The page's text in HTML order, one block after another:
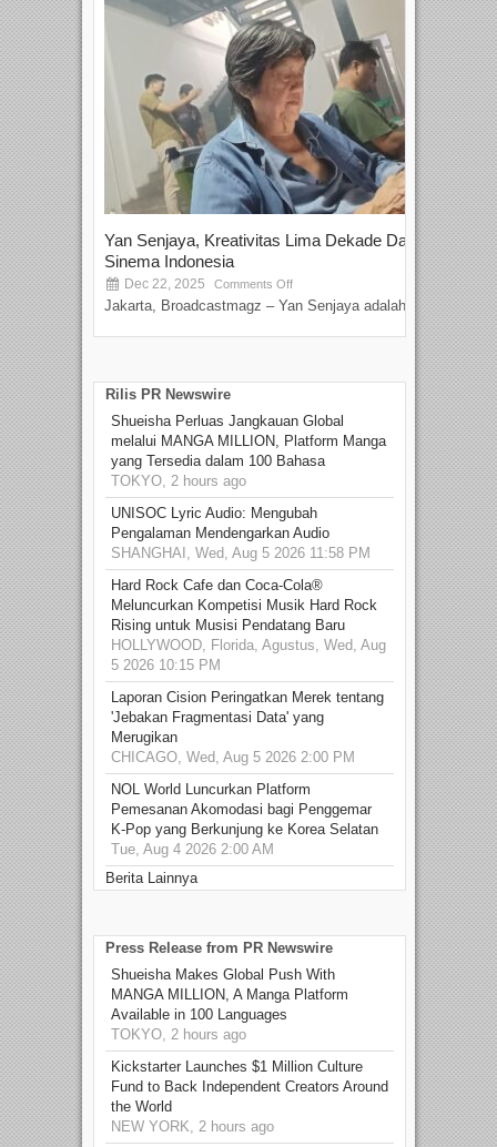
Yan Senjaya, Kreativitas Lima Dekade Dalam
Sinema Indonesia
Dec 22, 2025 Comments Off
Jakarta, Broadcastmagz – Yan Senjaya adalah...
Rilis PR Newswire
Shueisha Perluas Jangkauan Global
melalui MANGA MILLION, Platform Manga
yang Tersedia dalam 100 Bahasa
TOKYO, 2 hours ago
UNISOC Lyric Audio: Mengubah
Pengalaman Mendengarkan Audio
SHANGHAI, Wed, Aug 5 2026 11:58 PM
Hard Rock Cafe dan Coca-Cola®
Meluncurkan Kompetisi Musik Hard Rock
Rising untuk Musisi Pendatang Baru
HOLLYWOOD, Florida, Agustus, Wed, Aug
5 2026 10:15 PM
Laporan Cision Peringatkan Merek tentang
'Jebakan Fragmentasi Data' yang
Merugikan
CHICAGO, Wed, Aug 5 2026 2:00 PM
NOL World Luncurkan Platform
Pemesanan Akomodasi bagi Penggemar
K-Pop yang Berkunjung ke Korea Selatan
Tue, Aug 4 2026 2:00 AM
Berita Lainnya
Press Release from PR Newswire
Shueisha Makes Global Push With
MANGA MILLION, A Manga Platform
Available in 100 Languages
TOKYO, 2 hours ago
Kickstarter Launches $1 Million Culture
Fund to Back Independent Creators Around
the World
NEW YORK, 2 hours ago